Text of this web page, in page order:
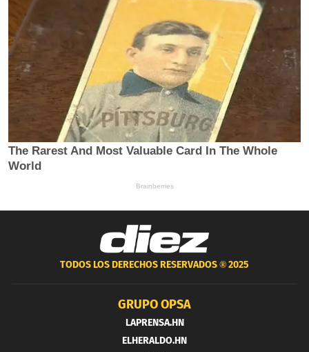
TODOS LOS DERECHOS RESERVADOS ®2025
GRUPO OPSA
LAPRENSA.HN
ELHERALDO.HN